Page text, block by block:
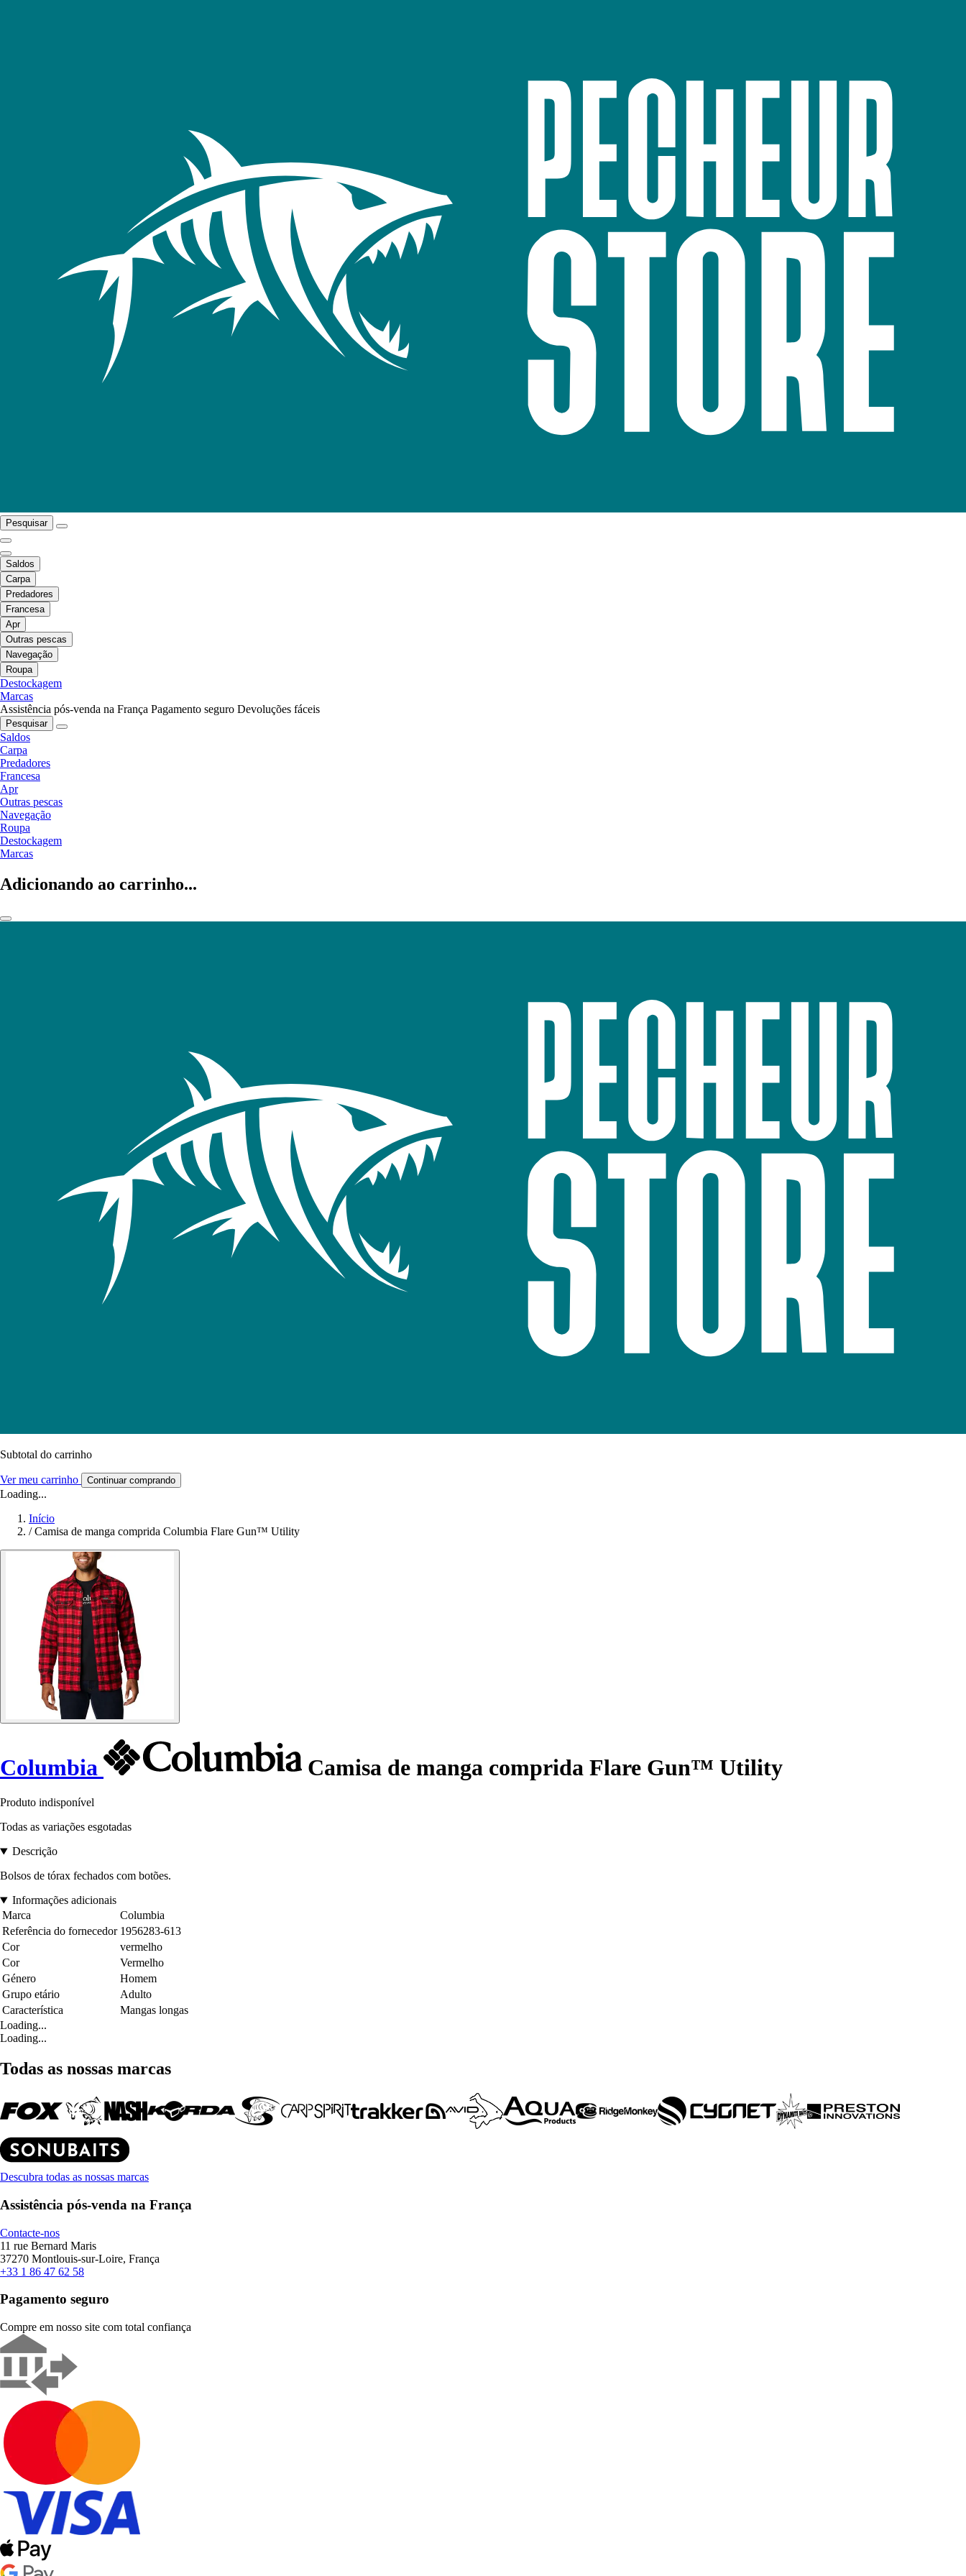
Pesquisar
Saldos
Carpa
Predadores
Francesa
Apr
Outras pescas
Navegação
Roupa
Destockagem
Marcas
Assistência pós-venda na França Pagamento seguro Devoluções fáceis
Pesquisar
Saldos
Carpa
Predadores
Francesa
Apr
Outras pescas
Navegação
Roupa
Destockagem
Marcas
Adicionando ao carrinho...
Subtotal do carrinho
Ver meu carrinho Continuar comprando
Loading...
Início
/ Camisa de manga comprida Columbia Flare Gun™ Utility
Columbia Camisa de manga comprida Flare Gun™ Utility
Produto indisponível
Todas as variações esgotadas
Descrição
Bolsos de tórax fechados com botões.
Informações adicionais
Marca
Columbia
Referência do fornecedor 1956283-613
Cor
vermelho
Cor
Vermelho
Género
Homem
Grupo etário
Adulto
Característica
Mangas longas
Loading...
Loading...
Todas as nossas marcas
Descubra todas as nossas marcas
Assistência pós-venda na França
Contacte-nos
11 rue Bernard Maris
37270 Montlouis-sur-Loire, França
+33 1 86 47 62 58
Pagamento seguro
Compre em nosso site com total confiança